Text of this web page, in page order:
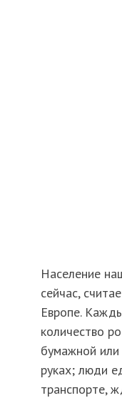
Население
сейчас,
Европе.
количество
бумажной или
руках; люди
транспорте,